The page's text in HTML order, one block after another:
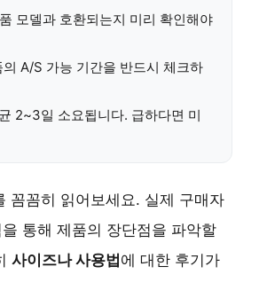
모델과 호환되는지 미리 확인해야
의 A/S 가능 기간을 반드시 체크하
2~3일 소요됩니다. 급하다면 미
꼼꼼히 읽어보세요. 실제 구매자
통해 제품의 장단점을 파악할
사이즈나 사용법에 대한 후기가